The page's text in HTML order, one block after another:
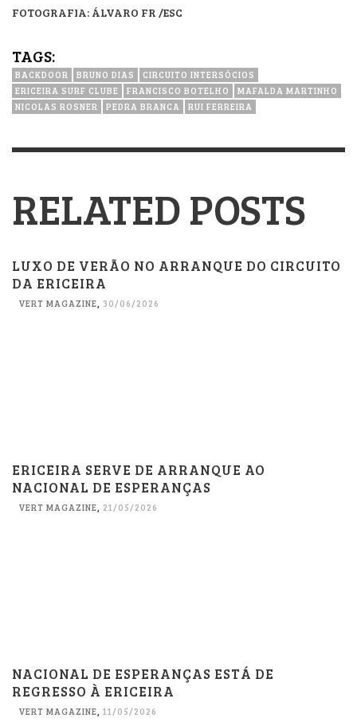
FOTOGRAFIA: ÁLVARO FR /ESC
TAGS:
BACKDOOR BRUNO DIAS
CIRCUITO INTERSÓCIOS
ERICEIRA SURF CLUBE
FRANCISCO BOTELHO
MAFALDA MARTINHO
NICOLAS ROSNER
PEDRA BRANCA RUI FERREIRA
RELATED POSTS
LUXO DE VERÃO NO ARRANQUE DO CIRCUITO
DA ERICEIRA
VERT MAGAZINE, 30/06/2026
ERICEIRA SERVE DE ARRANQUE AO
NACIONAL DE ESPERANÇAS
VERT MAGAZINE, 21/05/2026
NACIONAL DE ESPERANÇAS ESTÁ DE
REGRESSO À ERICEIRA
VERT MAGAZINE, 11/05/2026